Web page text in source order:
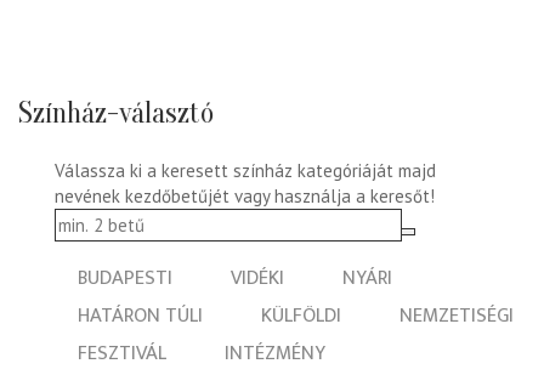
Színház-választó
Válassza ki a keresett színház kategóriáját majd
nevének kezdőbetűjét vagy használja a keresőt!
BUDAPESTI VIDÉKI
NYÁRI
HATÁRON TÚLI
KÜLFÖLDI
NEMZETISÉGI
FESZTIVÁL
INTÉZMÉNY